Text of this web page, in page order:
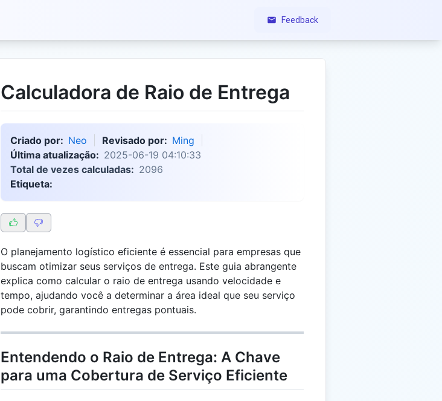
Feedback
Calculadora de Raio de Entrega
Criado por: Neo Revisado por: Ming
Última atualização: 2025-06-19 04:10:33
Total de vezes calculadas: 2096
Etiqueta:
O planejamento logístico eficiente é essencial para empresas que
buscam otimizar seus serviços de entrega. Este guia abrangente
explica como calcular o raio de entrega usando velocidade e
tempo, ajudando você a determinar a área ideal que seu serviço
pode cobrir, garantindo entregas pontuais.
Entendendo o Raio de Entrega: A Chave
para uma Cobertura de Serviço Eficiente